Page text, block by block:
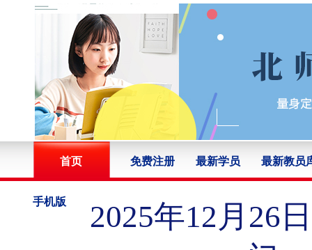
首页 免费注册 最新学员 最新教员
手机版
2025年12月26